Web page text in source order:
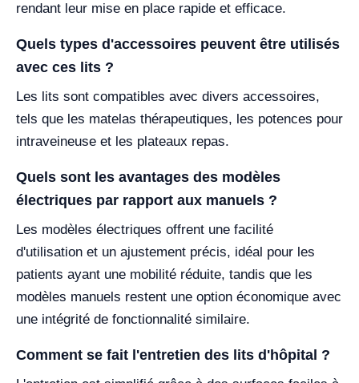
rendant leur mise en place rapide et efficace.
Quels types d'accessoires peuvent être utilisés
avec ces lits ?
Les lits sont compatibles avec divers accessoires,
tels que les matelas thérapeutiques, les potences pour
intraveineuse et les plateaux repas.
Quels sont les avantages des modèles
électriques par rapport aux manuels ?
Les modèles électriques offrent une facilité
d'utilisation et un ajustement précis, idéal pour les
patients ayant une mobilité réduite, tandis que les
modèles manuels restent une option économique avec
une intégrité de fonctionnalité similaire.
Comment se fait l'entretien des lits d'hôpital ?